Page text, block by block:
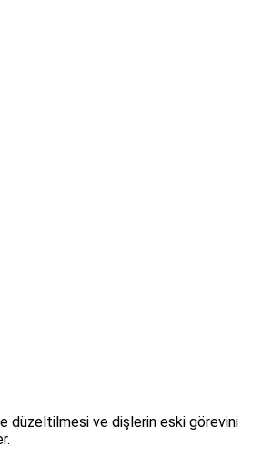
düzeltilmesi ve dişlerin eski görevini